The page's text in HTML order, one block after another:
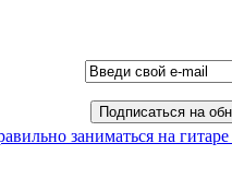
заниматься на гитаре